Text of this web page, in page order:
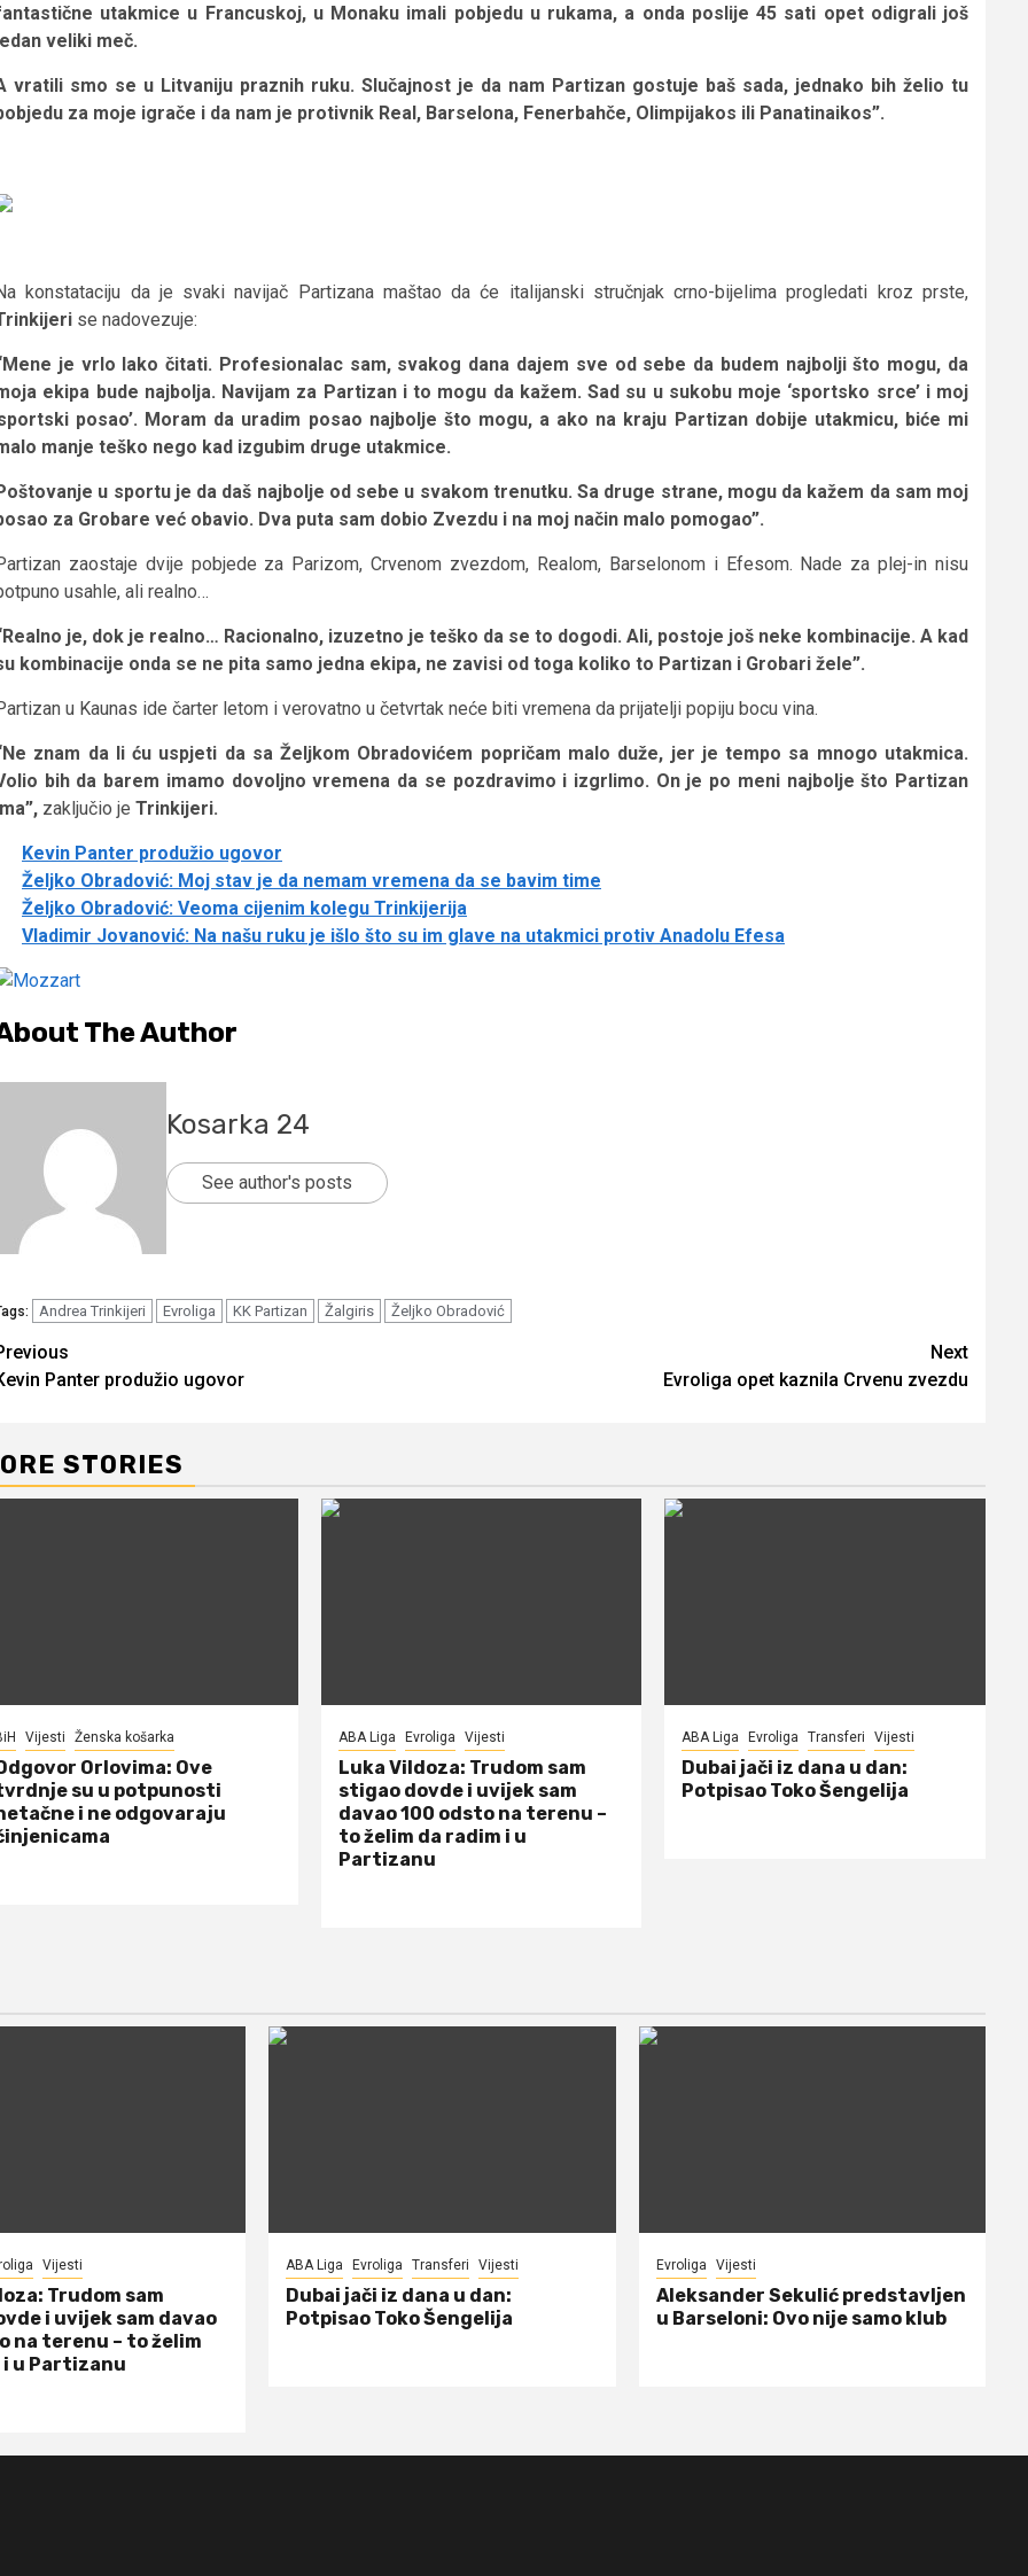
utakmice u Francuskoj, u Monaku imali pobjedu u rukama, a onda poslije 45 sati opet odigrali još
veliki meč.
vratili smo se u Litvaniju praznih ruku. Slučajnost je da nam Partizan gostuje baš sada, jednako bih želio tu
za moje igrače i da nam je protivnik Real, Barselona, Fenerbahče, Olimpijakos ili Panatinaikos”.
konstataciju da je svaki navijač Partizana maštao da će italijanski stručnjak crno-bijelima progledati kroz prste,
se nadovezuje:
je vrlo lako čitati. Profesionalac sam, svakog dana dajem sve od sebe da budem najbolji što mogu, da
ekipa bude najbolja. Navijam za Partizan i to mogu da kažem. Sad su u sukobu moje ‘sportsko srce’ i moj
posao’. Moram da uradim posao najbolje što mogu, a ako na kraju Partizan dobije utakmicu, biće mi
manje teško nego kad izgubim druge utakmice.
u sportu je da daš najbolje od sebe u svakom trenutku. Sa druge strane, mogu da kažem da sam moj
za Grobare već obavio. Dva puta sam dobio Zvezdu i na moj način malo pomogao”.
zaostaje dvije pobjede za Parizom, Crvenom zvezdom, Realom, Barselonom i Efesom. Nade za plej-in nisu
usahle, ali realno…
je, dok je realno… Racionalno, izuzetno je teško da se to dogodi. Ali, postoje još neke kombinacije. A kad
kombinacije onda se ne pita samo jedna ekipa, ne zavisi od toga koliko to Partizan i Grobari žele”.
u Kaunas ide čarter letom i verovatno u četvrtak neće biti vremena da prijatelji popiju bocu vina.
znam da li ću uspjeti da sa Željkom Obradovićem popričam malo duže, jer je tempo sa mnogo utakmica.
bih da barem imamo dovoljno vremena da se pozdravimo i izgrlimo. On je po meni najbolje što Partizan
zaključio je Trinkijeri.
Kevin Panter produžio ugovor
Željko Obradović: Moj stav je da nemam vremena da se bavim time
Željko Obradović: Veoma cijenim kolegu Trinkijerija
Vladimir Jovanović: Na našu ruku je išlo što su im glave na utakmici protiv Anadolu Efesa
The Author
Kosarka 24
See author's posts
Andrea Trinkijeri Evroliga KK Partizan Žalgiris Željko Obradović
Panter produžio ugovor
Next
Evroliga opet kaznila Crvenu zvezdu
STORIES
Vijesti Ženska košarka
Orlovima: ​Ove
su u potpunosti
i ne odgovaraju
ABA Liga Evroliga Vijesti
Luka Vildoza: Trudom sam
stigao dovde i uvijek sam
davao 100 odsto na terenu –
to želim da radim i u
Partizanu
ABA Liga Evroliga Transferi Vijesti
Dubai jači iz dana u dan:
Potpisao Toko Šengelija
Vijesti
Trudom sam
i uvijek sam davao
na terenu – to želim
u Partizanu
ABA Liga Evroliga Transferi Vijesti
Dubai jači iz dana u dan:
Potpisao Toko Šengelija
Evroliga Vijesti
Aleksander Sekulić predstavljen
u Barseloni: Ovo nije samo klub